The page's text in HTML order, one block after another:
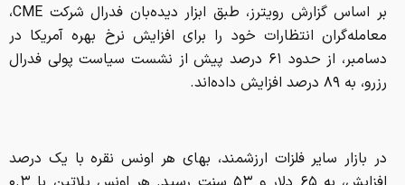
بر اساس گزارش رویترز، طبق ابزار دیده‌بان فدرال شرکت CME،
معامله‌گران انتظارات خود را برای افزایش نرخ بهره آمریکا در
دسامبر، از حدود ۶۱ درصد پیش از نشست سیاست پولی فدرال
رزرو، به ۸۹ درصد افزایش داده‌اند.
در بازار سایر فلزات ارزشمند، بهای هر اونس نقره با یک درصد